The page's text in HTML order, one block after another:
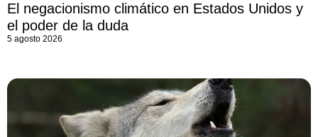
El negacionismo climático en Estados Unidos y
el poder de la duda
5 agosto 2026